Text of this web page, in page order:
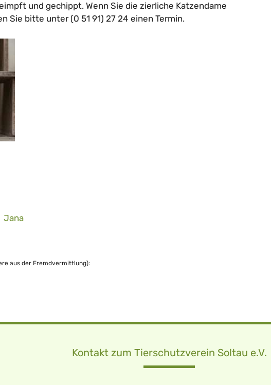
und gechippt. Wenn Sie die zierliche Katzendame
Sie bitte unter (0 51 91) 27 24 einen Termin.
Jana
aus der Fremdvermittlung):
Kontakt zum Tierschutzverein Soltau e.V.